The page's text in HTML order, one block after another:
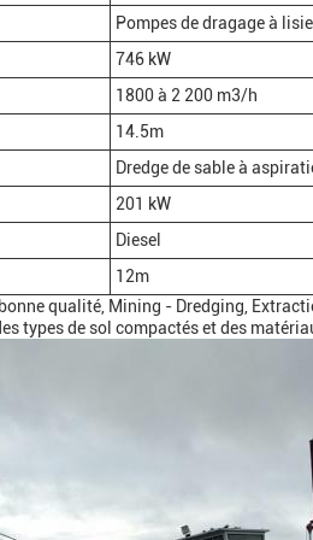
Pompes de dragage à
746 kW
1800 à 2 200 m3/h
14.5m
Dredge de sable à
201 kW
Diesel
12m
qualité, Mining - Dredging,
types de sol compactés et des